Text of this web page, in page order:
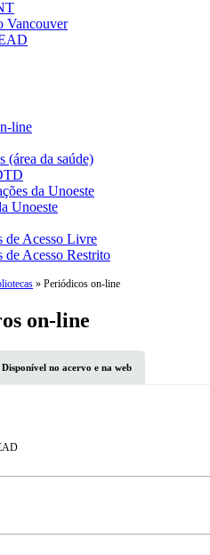
Vancouver
line
(área da saúde)
da Unoeste
Unoeste
de Acesso Livre
de Acesso Restrito
» Periódicos on-line
on-line
Disponível no acervo e na web